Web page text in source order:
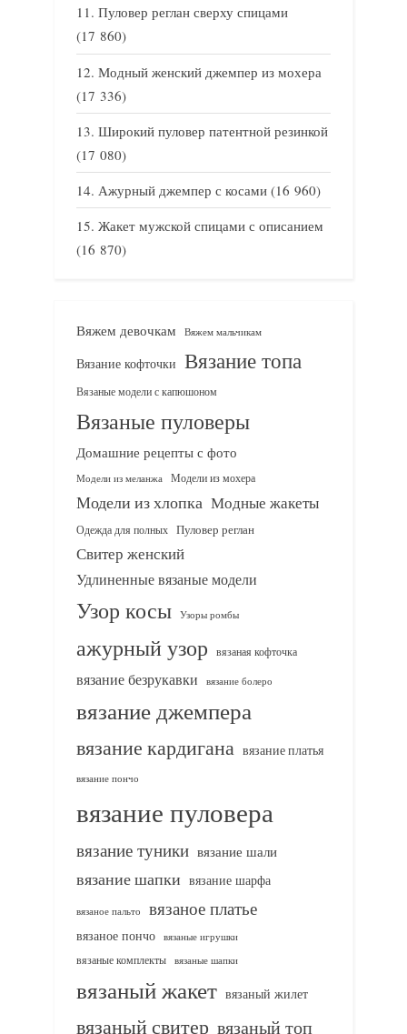
Пуловер реглан сверху спицами
(17 860)
Модный женский джемпер из мохера
(17 336)
Широкий пуловер патентной резинкой
(17 080)
Ажурный джемпер с косами (16 960)
Жакет мужской спицами с описанием
(16 870)
Вяжем девочкам Вяжем мальчикам
Вязание кофточки Вязание топа
Вязаные модели с капюшоном
Вязаные пуловеры
Домашние рецепты с фото
Модели из меланжа Модели из мохера
Модели из хлопка Модные жакеты
Одежда для полных Пуловер реглан
Свитер женский
Удлиненные вязаные модели
Узор косы Узоры ромбы
ажурный узор вязаная кофточка
вязание безрукавки вязание болеро
вязание джемпера
вязание кардигана вязание платья
вязание пончо
вязание пуловера
вязание туники вязание шали
вязание шапки вязание шарфа
вязаное пальто вязаное платье
вязаное пончо вязаные игрушки
вязаные комплекты
вязаные шапки
вязаный жакет вязаный жилет
вязаный свитер вязаный топ